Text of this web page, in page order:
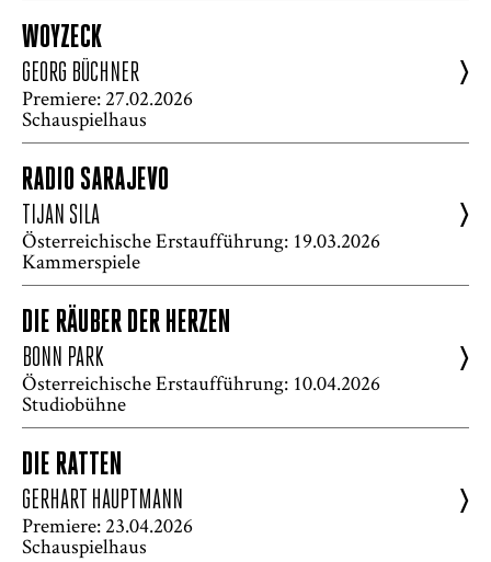
WOYZECK
GEORG BÜCHNER
Premiere: 27.02.2026
Schauspielhaus
>
RADIO SARAJEVO
TIJAN SILA
Österreichische Erstaufführung: 19.03.2026
Kammerspiele
>
DIE RÄUBER DER HERZEN
BONN PARK
Österreichische Erstaufführung: 10.04.2026
Studiobühne
>
DIE RATTEN
GERHART HAUPTMANN
Premiere: 23.04.2026
Schauspielhaus
>